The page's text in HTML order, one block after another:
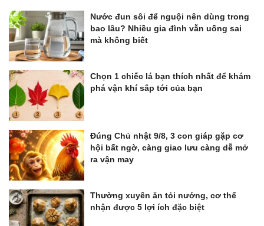
Nước đun sôi để nguội nên dùng trong
bao lâu? Nhiều gia đình vẫn uống sai
mà không biết
Chọn 1 chiếc lá bạn thích nhất để khám
phá vận khí sắp tới của bạn
Đúng Chủ nhật 9/8, 3 con giáp gặp cơ
hội bất ngờ, càng giao lưu càng dễ mở
ra vận may
Thường xuyên ăn tỏi nướng, cơ thể
nhận được 5 lợi ích đặc biệt